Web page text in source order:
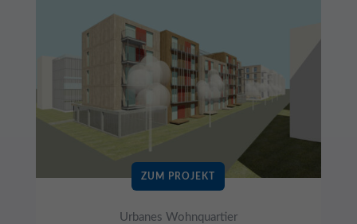
ZUM PROJEKT
Urbanes Wohnquartier